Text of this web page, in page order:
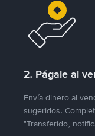
2. Págale al
Envía dinero al
sugeridos.
"Transferido,